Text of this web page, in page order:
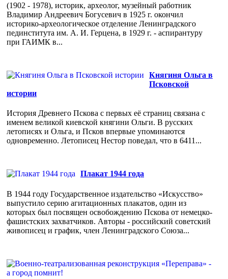
(1902 - 1978), историк, археолог, музейный работник
Владимир Андреевич Богусевич в 1925 г. окончил
историко-археологическое отделение Ленинградского
пединститута им. А. И. Герцена, в 1929 г. - аспирантуру
при ГАИМК в...
Княгиня Ольга в
Псковской
истории
История Древнего Пскова с первых её страниц связана с
именем великой киевской княгини Ольги. В русских
летописях и Ольга, и Псков впервые упоминаются
одновременно. Летописец Нестор поведал, что в 6411...
Плакат 1944 года
В 1944 году Государственное издательство «Искусство»
выпустило серию агитационных плакатов, один из
которых был посвящен освобождению Пскова от немецко-
фашистских захватчиков. Авторы - российский советский
живописец и график, член Ленинградского Союза...